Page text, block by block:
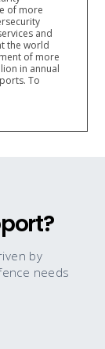
of more
and
the world
of more
in annual
To
by
needs